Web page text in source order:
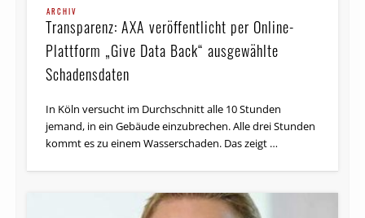
ARCHIV
Transparenz: AXA veröffentlicht per Online-
Plattform „Give Data Back“ ausgewählte
Schadensdaten
In Köln versucht im Durchschnitt alle 10 Stunden
jemand, in ein Gebäude einzubrechen. Alle drei Stunden
kommt es zu einem Wasserschaden. Das zeigt …